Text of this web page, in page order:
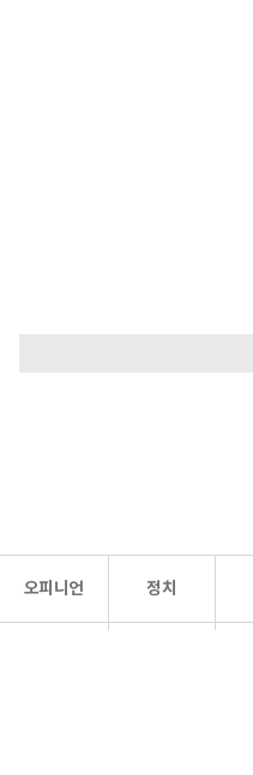
오피니언 정치